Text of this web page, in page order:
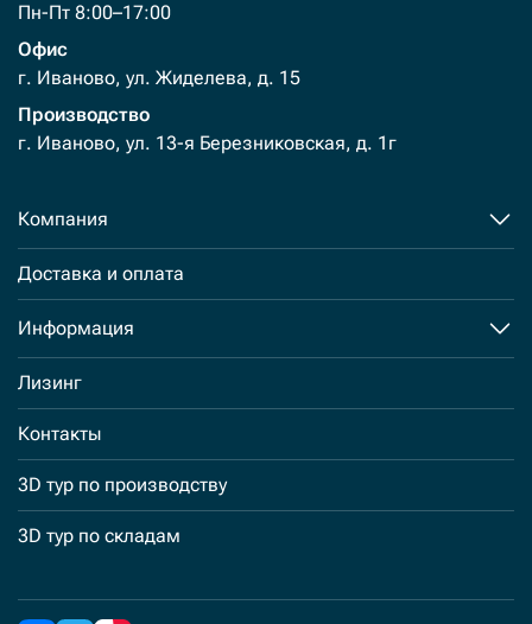
Пн-Пт 8:00–17:00
Офис
г. Иваново, ул. Жиделева, д. 15
Производство
г. Иваново, ул. 13-я Березниковская, д. 1г
Компания
Доставка и оплата
Информация
Лизинг
Контакты
3D тур по производству
3D тур по складам